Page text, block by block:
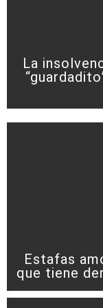
La
Estafas
que tiene